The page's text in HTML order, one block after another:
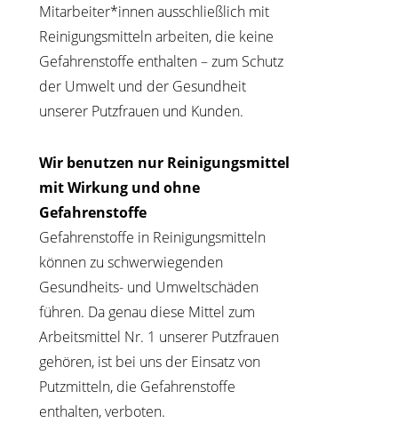
Mitarbeiter*innen ausschließlich mit
Reinigungsmitteln arbeiten, die keine
Gefahrenstoffe enthalten – zum Schutz
der Umwelt und der Gesundheit
unserer Putzfrauen und Kunden.
Wir benutzen nur Reinigungsmittel
mit Wirkung und ohne
Gefahrenstoffe
Gefahrenstoffe in Reinigungsmitteln
können zu schwerwiegenden
Gesundheits- und Umweltschäden
führen. Da genau diese Mittel zum
Arbeitsmittel Nr. 1 unserer Putzfrauen
gehören, ist bei uns der Einsatz von
Putzmitteln, die Gefahrenstoffe
enthalten, verboten.